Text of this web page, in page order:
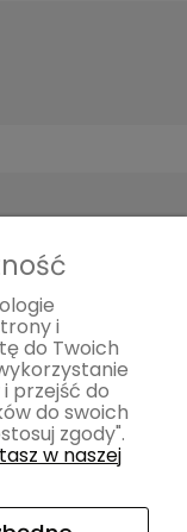
i
do Twoich
przejść do
do swoich
zgody".
w naszej